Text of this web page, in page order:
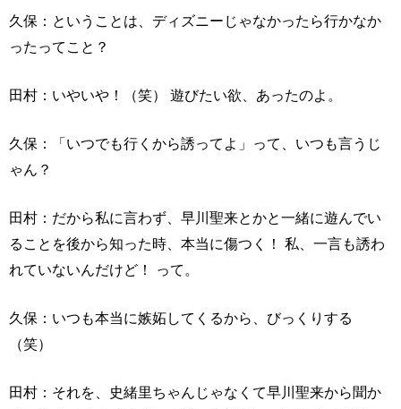
久保：ということは、ディズニーじゃなかったら行かなか
ったってこと？
田村：いやいや！（笑） 遊びたい欲、あったのよ。
久保：「いつでも行くから誘ってよ」って、いつも言うじ
ゃん？
田村：だから私に言わず、早川聖来とかと一緒に遊んでい
ることを後から知った時、本当に傷つく！ 私、一言も誘わ
れていないんだけど！ って。
久保：いつも本当に嫉妬してくるから、びっくりする
（笑）
田村：それを、史緒里ちゃんじゃなくて早川聖来から聞か